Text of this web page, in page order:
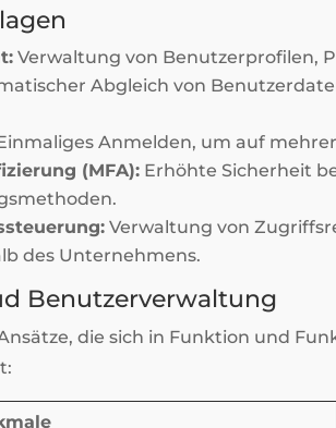
Verwaltung von Benutzerprofilen,
Abgleich von
Anmelden, um auf
(MFA):Erhöhte Sicherheit
Verwaltung von
des Unternehmens.
Benutzerverwaltung
die sich in Funktion und